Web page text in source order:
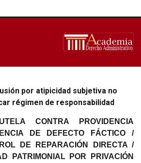
por atipicidad subjetiva no
régimen de responsabilidad
CONTRA PROVIDENCIA
DE DEFECTO FÁCTICO /
DE REPARACIÓN DIRECTA /
PATRIMONIAL POR
PRIVACIÓN